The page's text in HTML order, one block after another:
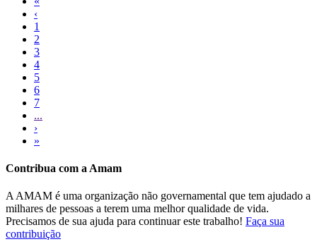
‹
1
2
3
4
5
6
7
...
›
»
Contribua com a Amam
A AMAM é uma organização não governamental que tem ajudado a
milhares de pessoas a terem uma melhor qualidade de vida.
Precisamos de sua ajuda para continuar este trabalho! Faça sua
contribuição